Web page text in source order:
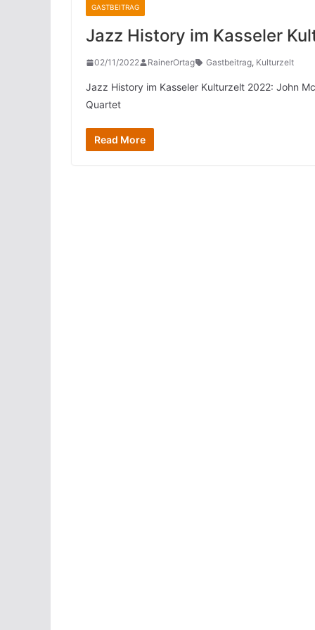
GASTBEITRAG
Jazz History im Kasseler
02/11/2022 RainerOrtag Gastbeitrag, Kulturzelt
Jazz History im Kasseler Kulturzelt 2022: John
Quartet
Read More